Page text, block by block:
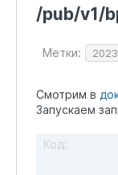
/pub/v1/
Метки:
Смотрим в
Запускаем
Код: